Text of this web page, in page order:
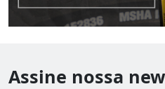
Assine nossa